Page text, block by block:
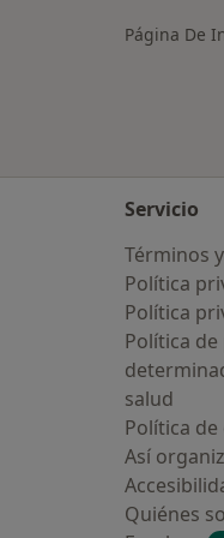
Página De
Servicio
Términos
Política
Política
Política
salud
Política de
Así
Quiénes
vez has usado
de IA para
emocional o